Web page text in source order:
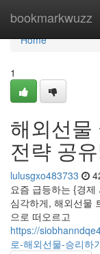
bookmarkwuzz
Home
Home
1
해외선물
전략 공
lulusgxo483733
요즘 급등하는 {경
심각하게, 해외선물
으로 떠오르고
https://
로-해외선물-승리하